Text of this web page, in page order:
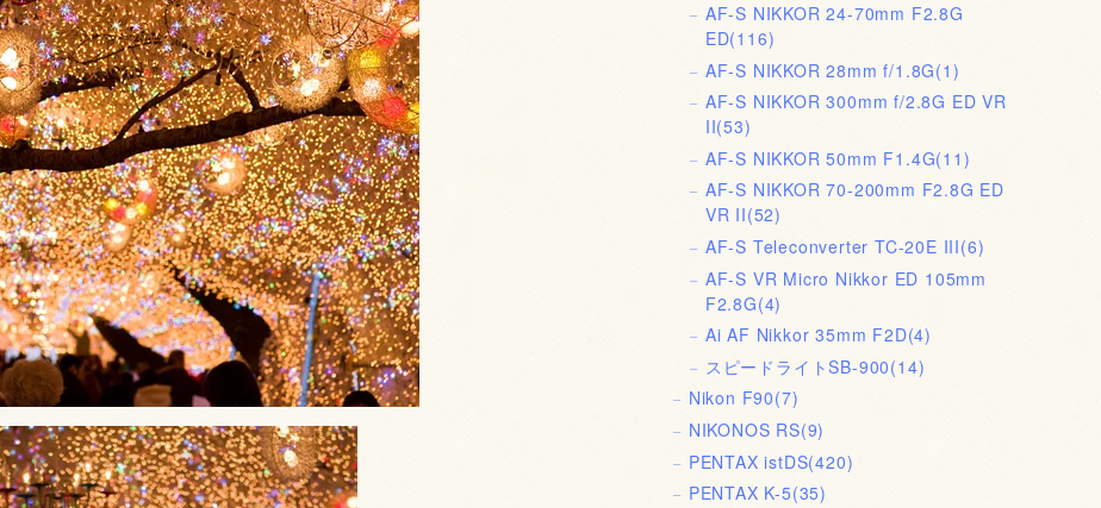
AF-S NIKKOR 24-70mm F2.8G
ED(116)
AF-S NIKKOR 28mm f/1.8G(1)
AF-S NIKKOR 300mm f/2.8G ED VR
II(53)
AF-S NIKKOR 50mm F1.4G(11)
AF-S NIKKOR 70-200mm F2.8G ED
VR II(52)
AF-S Teleconverter TC-20E III(6)
AF-S VR Micro Nikkor ED 105mm
F2.8G(4)
Ai AF Nikkor 35mm F2D(4)
スピードライトSB-900(14)
Nikon F90(7)
NIKONOS RS(9)
PENTAX istDS(420)
PENTAX K-5(35)